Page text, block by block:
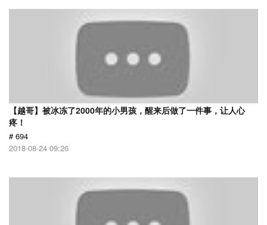
【越哥】被冰冻了2000年的小男孩，醒来后做了一件事，让人心
疼！
# 694
2018-08-24 09:26